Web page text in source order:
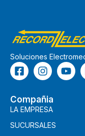
Soluciones
Compañia
LA EMPRESA
SUCURSALES